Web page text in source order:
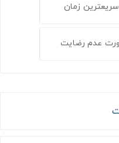
زمان
عدم رضایت